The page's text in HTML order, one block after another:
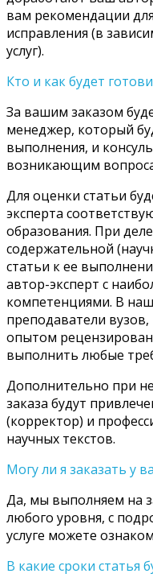
вам рекомендации
исправления (в
услуг).
Кто и как будет
За вашим заказом
менеджер, который
выполнения, и
возникающим
Для оценки статьи
эксперта
образования. При
содержательной
статьи к ее
автор-эксперт с
компетенциями. В
преподаватели
опытом
выполнить любые
Дополнительно при
заказа будут
(корректор) и
научных текстов.
Могу ли я заказать у
Да, мы выполняем на
любого уровня, с
услуге можете
В какие сроки статья